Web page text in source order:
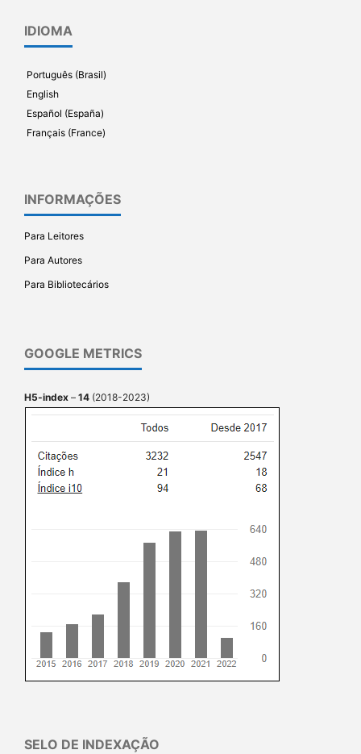
IDIOMA
Português (Brasil)
English
Español (España)
Français (France)
INFORMAÇÕES
Para Leitores
Para Autores
Para Bibliotecários
GOOGLE METRICS
H5-index – 14 (2018-2023)
SELO DE INDEXAÇÃO